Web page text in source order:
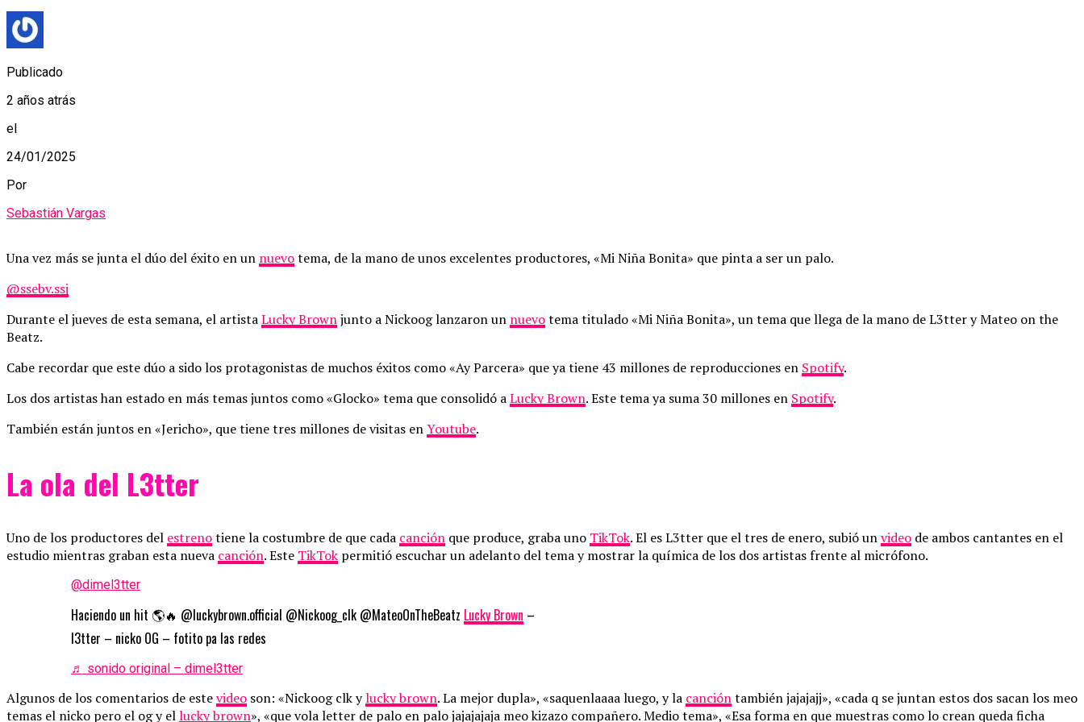
Publicado
2 años atrás
el
24/01/2025
Por
Sebastián Vargas
Una vez más se junta el dúo del éxito en un nuevotema, de la mano de unos excelentes productores, «Mi Niña Bonita» que pinta a ser un palo.
@ssebv.ssj
Durante el jueves de esta semana, el artistaLucky Brownjunto a Nickoog lanzaron un nuevotema titulado «Mi Niña Bonita», un tema que llega de la mano de L3tter y Mateo on the
Beatz.
Cabe recordar que este dúo a sido los protagonistas de muchos éxitos como «Ay Parcera» que ya tiene 43 millones de reproducciones en Spotify.
Los dos artistas han estado en más temas juntos como «Glocko» tema que consolidó aLucky Brown. Este tema ya suma 30 millones en Spotify.
También están juntos en «Jericho», que tiene tres millones de visitas enYoutube.
La ola del L3tter
Uno de los productores del estrenotiene la costumbre de que cada canción que produce, graba uno TikTok. El es L3tter que el tres de enero, subió unvideo de ambos cantantes en el
estudio mientras graban esta nueva canción. Este TikTok permitió escuchar un adelanto del tema y mostrar la química de los dos artistas frente al micrófono.
@dimel3tter
Haciendo un hit 🌎🔥 @luckybrown.official @Nickoog_clk @MateoOnTheBeatz Lucky Brown –
l3tter – nicko OG – fotito pa las redes
♬ sonido original – dimel3tter
Algunos de los comentarios de estevideo son: «Nickoog clk ylucky brown. La mejor dupla», «saquenlaaaa luego, y la cancióntambién jajajajj», «cada q se juntan estos dos sacan los meo
temas el nicko pero el og y ellucky brown», «que vola letter de palo en palo jajajajaja meo kizazo compañero. Medio tema», «Esa forma en que muestras como lo crean queda ficha